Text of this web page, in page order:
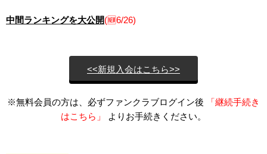
中間ランキングを大公開(🆕6/26)
<<新規入会はこちら>>
※無料会員の方は、必ずファンクラブログイン後
「継続手続き
はこちら」
よりお手続きください。